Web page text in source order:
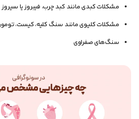
مشکلات کبدی مانند کبد چرب، فیبروز یا سیروز
مشکلات کلیوی مانند سنگ کلیه، کیست،
سنگ‌های صفراوی